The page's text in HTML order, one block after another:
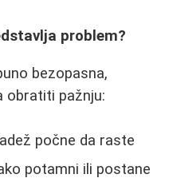
problem?
bezopasna,
obratiti pažnju:
počne da raste
potamni ili postane